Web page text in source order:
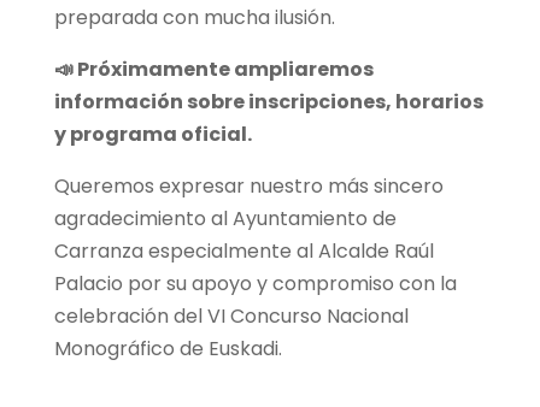
preparada con mucha ilusión.
📣 Próximamente ampliaremos
información sobre inscripciones, horarios
y programa oficial.
Queremos expresar nuestro más sincero
agradecimiento al Ayuntamiento de
Carranza especialmente al Alcalde Raúl
Palacio por su apoyo y compromiso con la
celebración del VI Concurso Nacional
Monográfico de Euskadi.